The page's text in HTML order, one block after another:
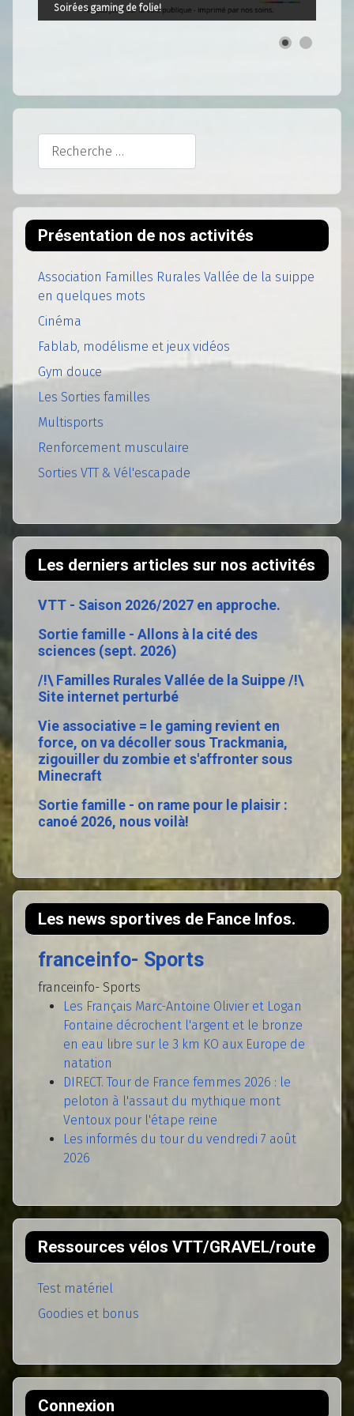
Soirées gaming de folie!
Rechercher
Présentation de nos activités
Association Familles Rurales Vallée de la suippe
en quelques mots
Cinéma
Fablab, modélisme et jeux vidéos
Gym douce
Les Sorties familles
Multisports
Renforcement musculaire
Sorties VTT & Vél'escapade
Les derniers articles sur nos activités
VTT - Saison 2026/2027 en approche.
Sortie famille - Allons à la cité des
sciences (sept. 2026)
/!\ Familles Rurales Vallée de la Suippe /!\
Site internet perturbé
Vie associative = le gaming revient en
force, on va décoller sous Trackmania,
zigouiller du zombie et s'affronter sous
Minecraft
Sortie famille - on rame pour le plaisir :
canoé 2026, nous voilà!
Les news sportives de Fance Infos.
franceinfo- Sports
franceinfo- Sports
Les Français Marc-Antoine Olivier et Logan
Fontaine décrochent l'argent et le bronze
en eau libre sur le 3 km KO aux Europe de
natation
DIRECT. Tour de France femmes 2026 : le
peloton à l'assaut du mythique mont
Ventoux pour l'étape reine
Les informés du tour du vendredi 7 août
2026
Ressources vélos VTT/GRAVEL/route
Test matériel
Goodies et bonus
Connexion